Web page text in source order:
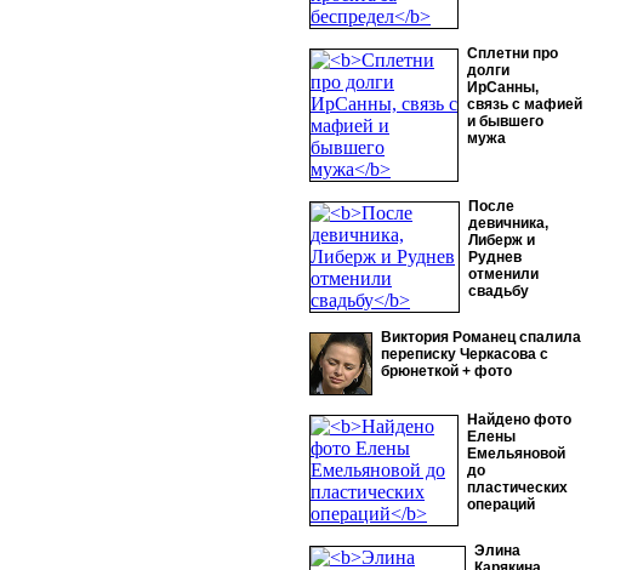
Сплетни про
долги
ИрСанны,
связь с мафией
и бывшего
мужа
После
девичника,
Либерж и
Руднев
отменили
свадьбу
Виктория Романец спалила
переписку Черкасова с
брюнеткой + фото
Найдено фото
Елены
Емельяновой
до
пластических
операций
Элина